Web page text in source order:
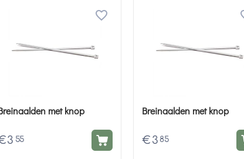
met knop
3 55
Breinaalden met knop
€ 3 85